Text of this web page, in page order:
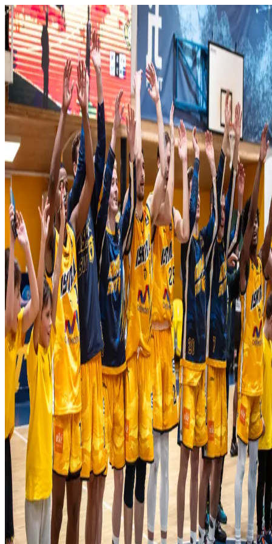
Domov
O nás HistóriaÚspechy Iskra ArénaKontakt
Novinky
Kalendár
Mládež